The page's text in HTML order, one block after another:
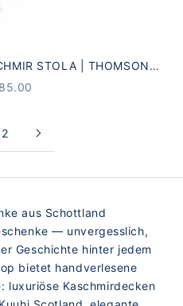
STOLA | THOMSON T
KAMEL
2
aus Schottland
— unvergesslich,
Geschichte hinter jedem
bietet handverlesene
luxuriöse Kaschmirdecken